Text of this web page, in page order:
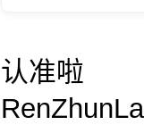
认准啦